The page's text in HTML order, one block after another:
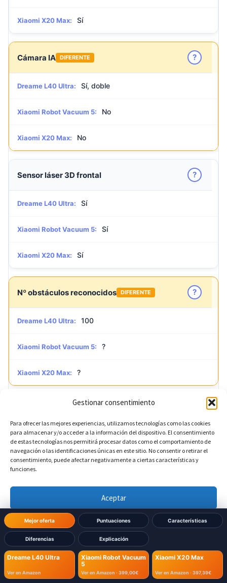
Gestionar consentimiento
Para ofrecer las mejores experiencias, utilizamos tecnologías como las cookies
para almacenar y/o acceder a la información del dispositivo. El consentimiento
de estas tecnologías nos permitirá procesar datos como el comportamiento de
navegación o las identificaciones únicas en este sitio. No consentir o retirar el
consentimiento, puede afectar negativamente a ciertas características y
funciones.
Aceptar
Denegar
Ver preferencias
Política de cookies Política de Privacidad Aviso Legal
Mejor oferta Puntuaciones Características
Diferencias Explicación
Dreame L40 Ultra
Ver en Amazon
Xiaomi Robot Vacuum
5
Ver en Amazon · 399,00€
Xiaomi X20 Max
Ver en Amazon · 397,39€
Xiaomi X20 Max: Sí
Cámara IA DIFERENTE ?
Dreame L40 Ultra: Sí, doble
Xiaomi Robot Vacuum 5: No
Xiaomi X20 Max: No
Sensor láser 3D frontal ?
Dreame L40 Ultra: Sí
Xiaomi Robot Vacuum 5: Sí
Xiaomi X20 Max: Sí
Nº obstáculos reconocidos DIFERENTE ?
Dreame L40 Ultra: 100
Xiaomi Robot Vacuum 5: ?
Xiaomi X20 Max: ?
Dreame L40 Ultra:
Xiaomi Robot Vacuum 5: No
Detección de cortinas DIFERENTE ?
Dreame L40 Ultra: Sí
No